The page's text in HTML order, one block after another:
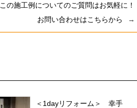
この施工例についてのご質問はお気軽に！
お問い合わせはこちらから
＜1dayリフォーム＞ 幸手